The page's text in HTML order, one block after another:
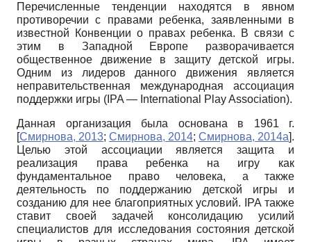
Перечисленные тенденции находятся в явном
противоречии с правами ребенка, заявленными в
известной Конвенции о правах ребенка. В связи с
этим в Западной Европе разворачивается
общественное движение в защиту детской игры.
Одним из лидеров данного движения является
неправительственная международная ассоциация
поддержки игры ( IPA — International PlayAssociation).
Данная организация была основана в 1961 г.
[Смирнова, 2013; Смирнова, 2014; Смирнова, 2014а].
Целью этой ассоциации является защита и
реализация права ребенка на игру как
фундаментальное право человека, а также
деятельность по поддержанию детской игры и
созданию для нее благоприятных условий.
IPA также
ставит своей задачей консолидацию усилий
специалистов для исследования состояния детской